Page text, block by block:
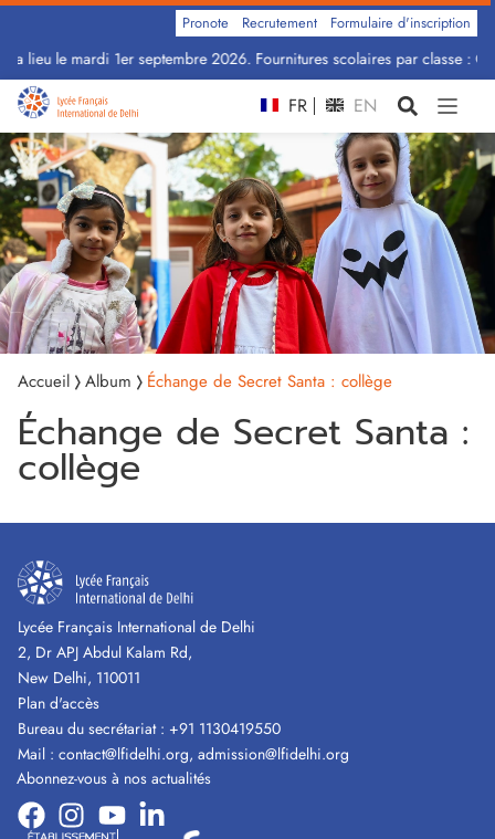
lieu le mardi 1er septembre 2026. Fournitures scolaires par classe :
Pronote Recrutement Formulaire d'inscription
FR EN
Accueil Album Échange de Secret Santa : collège
Échange de Secret Santa :
collège
Lycée Français International de Delhi
2, Dr APJ Abdul Kalam Rd,
New Delhi, 110011
Plan d'accès
Bureau du secrétariat : +91 1130419550
Mail : contact@lfidelhi.org, admission@lfidelhi.org
Abonnez-vous à nos actualités